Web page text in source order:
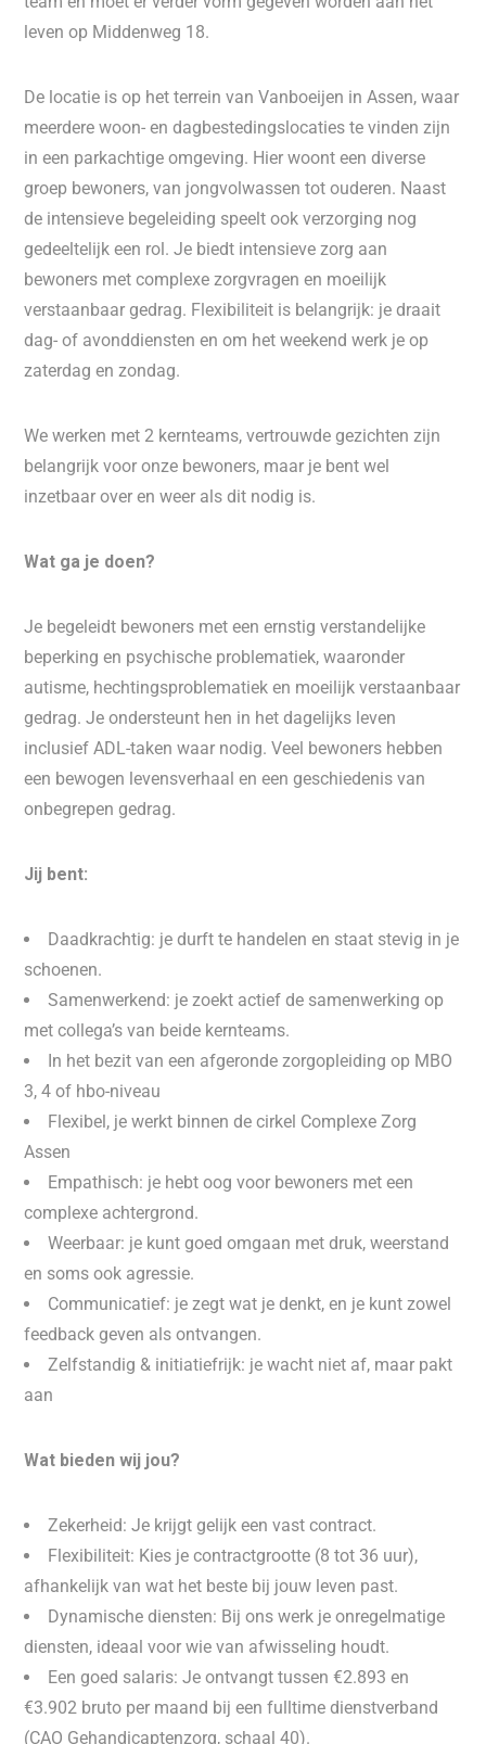
leven op Middenweg 18.
De locatie is op het terrein van Vanboeijen in Assen, waar
meerdere woon- en dagbestedingslocaties te vinden zijn
in een parkachtige omgeving. Hier woont een diverse
groep bewoners, van jongvolwassen tot ouderen. Naast
de intensieve begeleiding speelt ook verzorging nog
gedeeltelijk een rol. Je biedt intensieve zorg aan
bewoners met complexe zorgvragen en moeilijk
verstaanbaar gedrag. Flexibiliteit is belangrijk: je draait
dag- of avonddiensten en om het weekend werk je op
zaterdag en zondag.
We werken met 2 kernteams, vertrouwde gezichten zijn
belangrijk voor onze bewoners, maar je bent wel
inzetbaar over en weer als dit nodig is.
Wat ga je doen?
Je begeleidt bewoners met een ernstig verstandelijke
beperking en psychische problematiek, waaronder
autisme, hechtingsproblematiek en moeilijk verstaanbaar
gedrag. Je ondersteunt hen in het dagelijks leven
inclusief ADL-taken waar nodig. Veel bewoners hebben
een bewogen levensverhaal en een geschiedenis van
onbegrepen gedrag.
Jij bent:
Daadkrachtig: je durft te handelen en staat stevig in je
schoenen.
Samenwerkend: je zoekt actief de samenwerking op
met collega’s van beide kernteams.
In het bezit van een afgeronde zorgopleiding op MBO
3, 4 of hbo-niveau
Flexibel, je werkt binnen de cirkel Complexe Zorg
Assen
Empathisch: je hebt oog voor bewoners met een
complexe achtergrond.
Weerbaar: je kunt goed omgaan met druk, weerstand
en soms ook agressie.
Communicatief: je zegt wat je denkt, en je kunt zowel
feedback geven als ontvangen.
Zelfstandig & initiatiefrijk: je wacht niet af, maar pakt
aan
Wat bieden wij jou?
Zekerheid: Je krijgt gelijk een vast contract.
Flexibiliteit: Kies je contractgrootte (8 tot 36 uur),
afhankelijk van wat het beste bij jouw leven past.
Dynamische diensten: Bij ons werk je onregelmatige
diensten, ideaal voor wie van afwisseling houdt.
Een goed salaris: Je ontvangt tussen €2.893 en
€3.902 bruto per maand bij een fulltime dienstverband
(CAO Gehandicaptenzorg, schaal 40).